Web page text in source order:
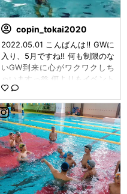
copin_tokai2020
2022.05.01 こんばんは‼️ GWに
入り、5月ですね‼️ 何も制限のな
いGW到来に心がワクワクしち
ゃいますっ🫶 何よりもイベント
ができたことが 最高に嬉しいで
す♡♡♡ そんな今日、子供イベ
ントでの水上遊具イベントを 行
いました！朝から3回行いまし
た！ 楽しみに来てくれた子、
どんな感じかな？と楽しみに お
子様を連れてきて頂いた保護者
様 楽しく過ごせましたでしょう
か？😉 GWの思い出に、家族で